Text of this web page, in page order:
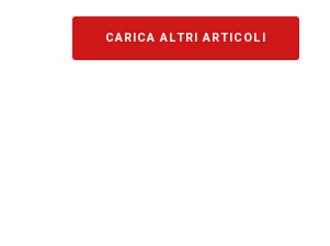
CARICA ALTRI ARTICOLI